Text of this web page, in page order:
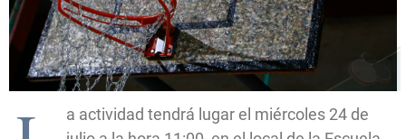
a actividad tendrá lugar el miércoles 24 de